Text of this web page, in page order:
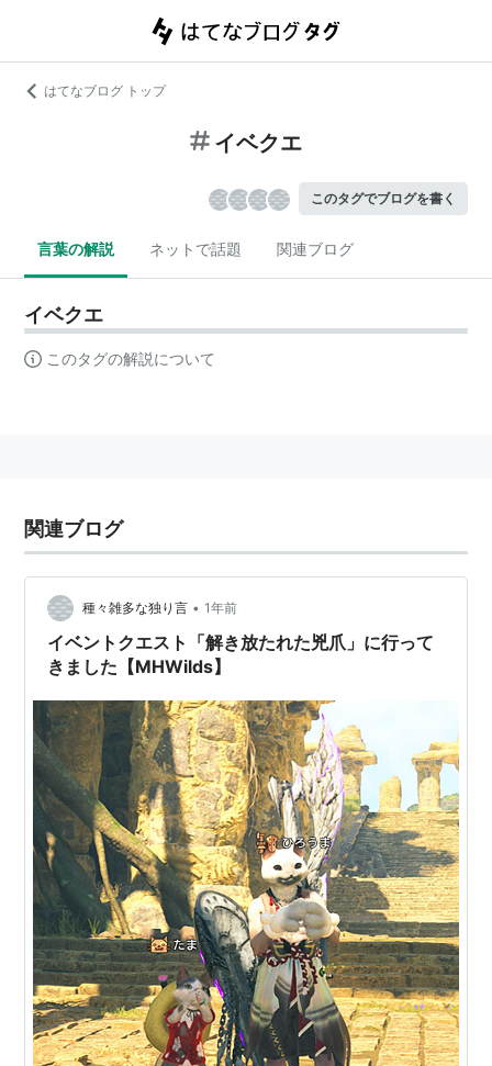
はてなブログ トップ
イベクエ
このタグでブログを書く
言葉の解説 ネットで話題 関連ブログ
イベクエ
このタグの解説について
関連ブログ
種々雑多な独り言 • 1年前
イベントクエスト「解き放たれた兇爪」に行って
きました【MHWilds】